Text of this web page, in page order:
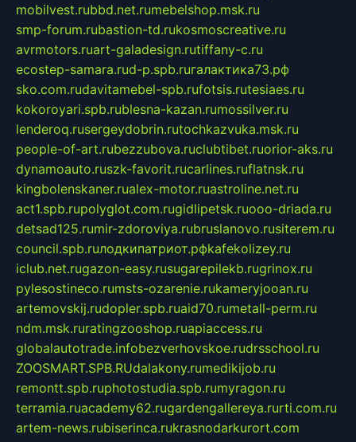
mobilvest.rubbd.net.rumebelshop.msk.ru
smp-forum.rubastion-td.rukosmoscreative.ru
avrmotors.ruart-galadesign.rutiffany-c.ru
ecostep-samara.rud-p.spb.ruгалактика73.рф
sko.com.rudavitamebel-spb.rufotsis.rutesiaes.ru
kokoroyari.spb.rublesna-kazan.rumossilver.ru
lenderoq.rusergeydobrin.rutochkazvuka.msk.ru
people-of-art.rubezzubova.ruclubtibet.ruorior-aks.ru
dynamoauto.ruszk-favorit.rucarlines.ruflatnsk.ru
kingbolenskaner.rualex-motor.ruastroline.net.ru
act1.spb.rupolyglot.com.rugidlipetsk.ruooo-driada.ru
detsad125.rumir-zdoroviya.rubruslanovo.rusiterem.ru
council.spb.ruлодкипатриот.рфkafekolizey.ru
iclub.net.rugazon-easy.rusugarepilekb.rugrinox.ru
pylesostineco.rumsts-ozarenie.rukameryjooan.ru
artemovskij.rudopler.spb.ruaid70.rumetall-perm.ru
ndm.msk.ruratingzooshop.ruapiaccess.ru
globalautotrade.infobezverhovskoe.rudrsschool.ru
ZOOSMART.SPB.RUdalakony.rumedikijob.ru
remontt.spb.ruphotostudia.spb.rumyragon.ru
terramia.ruacademy62.rugardengallereya.rurti.com.ru
artem-news.rubiserinca.rukrasnodarkurort.com